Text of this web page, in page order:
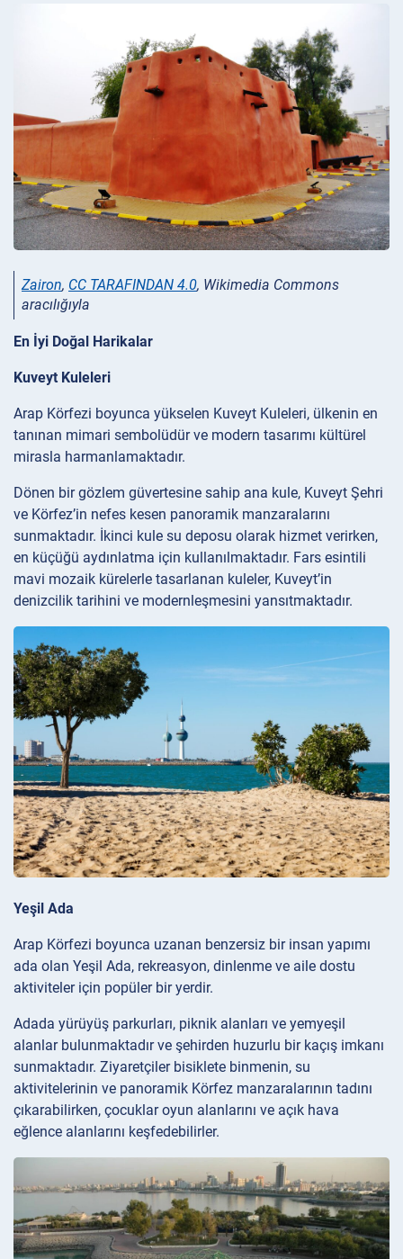
Zairon, CC TARAFINDAN 4.0, Wikimedia Commons
aracılığıyla
En İyi Doğal Harikalar
Kuveyt Kuleleri
Arap Körfezi boyunca yükselen Kuveyt Kuleleri, ülkenin en
tanınan mimari sembolüdür ve modern tasarımı kültürel
mirasla harmanlamaktadır.
Dönen bir gözlem güvertesine sahip ana kule, Kuveyt Şehri
ve Körfez’in nefes kesen panoramik manzaralarını
sunmaktadır. İkinci kule su deposu olarak hizmet verirken,
en küçüğü aydınlatma için kullanılmaktadır. Fars esintili
mavi mozaik kürelerle tasarlanan kuleler, Kuveyt’in
denizcilik tarihini ve modernleşmesini yansıtmaktadır.
Yeşil Ada
Arap Körfezi boyunca uzanan benzersiz bir insan yapımı
ada olan Yeşil Ada, rekreasyon, dinlenme ve aile dostu
aktiviteler için popüler bir yerdir.
Adada yürüyüş parkurları, piknik alanları ve yemyeşil
alanlar bulunmaktadır ve şehirden huzurlu bir kaçış imkanı
sunmaktadır. Ziyaretçiler bisiklete binmenin, su
aktivitelerinin ve panoramik Körfez manzaralarının tadını
çıkarabilirken, çocuklar oyun alanlarını ve açık hava
eğlence alanlarını keşfedebilirler.